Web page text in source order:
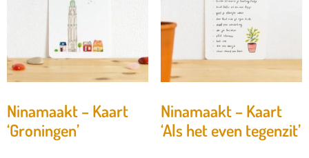
Ninamaakt – Kaart
‘Groningen’
Ninamaakt – Kaart
‘Als het even tegenzit’